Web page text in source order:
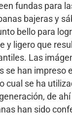
fundas para
bajeras y
bello para
y ligero que
Las
se han impreso
cual se ha
de
han sido